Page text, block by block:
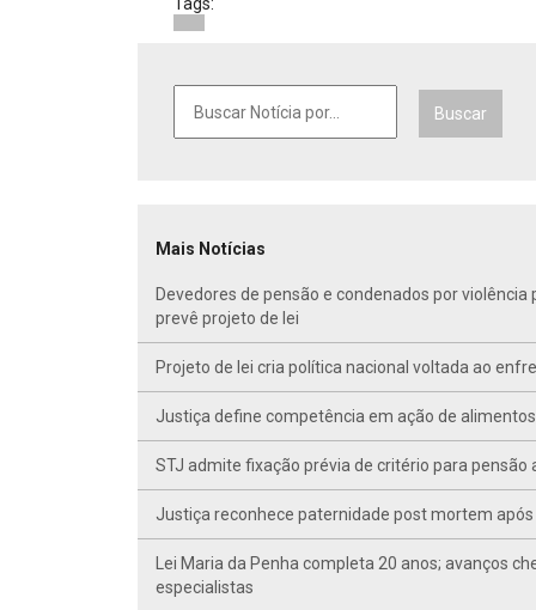
Buscar
Mais Notícias
Devedores de pensão e condenados por
prevê projeto de lei
Projeto de lei cria política nacional voltada ao
Justiça define competência em ação de
STJ admite fixação prévia de critério para
Justiça reconhece paternidade post mortem
Lei Maria da Penha completa 20 anos; avanços
especialistas